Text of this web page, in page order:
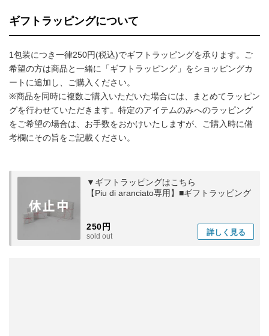
ギフトラッピングについて
1包装につき一律250円(税込)でギフトラッピングを承ります。ご
希望の方は商品と一緒に「ギフトラッピング」をショッピングカ
ートに追加し、ご購入ください。
※商品を同時に複数ご購入いただいた場合には、まとめてラッピン
グを行わせていただきます。特定のアイテムのみへのラッピング
をご希望の場合は、お手数をおかけいたしますが、ご購入時に備
考欄にその旨をご記載ください。
▼ギフトラッピングはこちら
【Piu di aranciato専用】■ギフトラッピング
250円
sold out 詳しく 見る